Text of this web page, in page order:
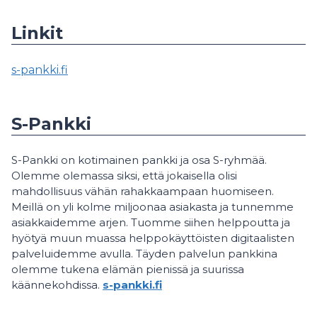
Linkit
s-pankki.fi
S-Pankki
S-Pankki on kotimainen pankki ja osa S-ryhmää.
Olemme olemassa siksi, että jokaisella olisi
mahdollisuus vähän rahakkaampaan huomiseen.
Meillä on yli kolme miljoonaa asiakasta ja tunnemme
asiakkaidemme arjen. Tuomme siihen helppoutta ja
hyötyä muun muassa helppokäyttöisten digitaalisten
palveluidemme avulla. Täyden palvelun pankkina
olemme tukena elämän pienissä ja suurissa
käännekohdissa. s-pankki.fi